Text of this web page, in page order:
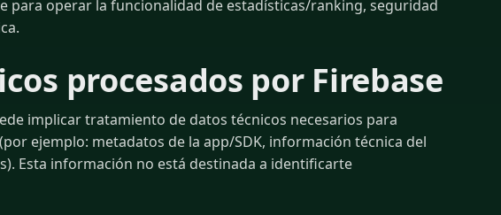
para operar la funcionalidad de estadísticas/ranking, seguridad
procesados por Firebase
implicar tratamiento de datos técnicos necesarios para
ejemplo: metadatos de la app/SDK, información técnica del
Esta información no está destinada a identificarte